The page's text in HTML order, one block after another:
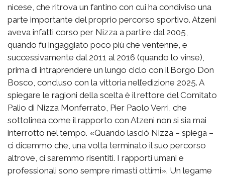
nicese, che ritrova un fantino con cui ha condiviso una
parte importante del proprio percorso sportivo. Atzeni
aveva infatti corso per Nizza a partire dal 2005,
quando fu ingaggiato poco più che ventenne, e
successivamente dal 2011 al 2016 (quando lo vinse),
prima di intraprendere un lungo ciclo con il Borgo Don
Bosco, concluso con la vittoria nell’edizione 2025. A
spiegare le ragioni della scelta è il rettore del Comitato
Palio di Nizza Monferrato, Pier Paolo Verri, che
sottolinea come il rapporto con Atzeni non si sia mai
interrotto nel tempo. «Quando lasciò Nizza – spiega –
ci dicemmo che, una volta terminato il suo percorso
altrove, ci saremmo risentiti. I rapporti umani e
professionali sono sempre rimasti ottimi». Un legame